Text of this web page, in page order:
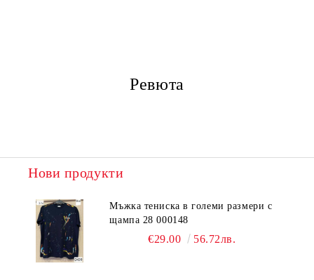
Ревюта
Нови продукти
Мъжка тениска в големи размери с
щампа 28 000148
€29.00 56.72лв.